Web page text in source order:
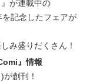
が連載中の
を記念したフェアが
み盛りだくさん！
』情報
創刊！